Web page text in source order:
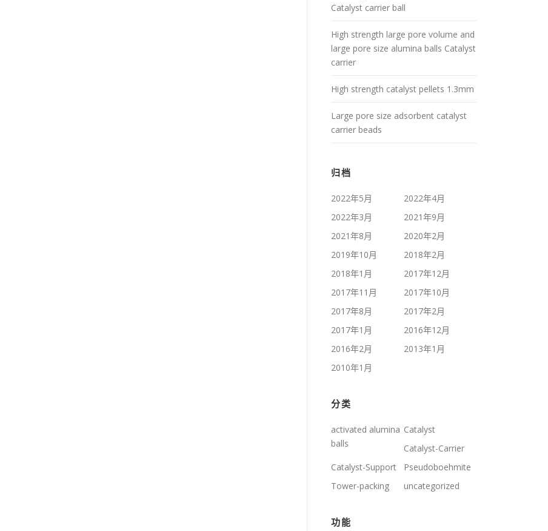
Catalyst carrier ball
High strength large pore volume and
large pore size alumina balls Catalyst
carrier
High strength catalyst pellets 1.3mm
Large pore size adsorbent catalyst
carrier beads
归档
2022年5月
2022年4月
2022年3月
2021年9月
2021年8月
2020年2月
2019年10月
2018年2月
2018年1月
2017年12月
2017年11月
2017年10月
2017年8月
2017年2月
2017年1月
2016年12月
2016年2月
2013年1月
2010年1月
分类
activated alumina
balls
Catalyst
Catalyst-Carrier
Catalyst-Support
Pseudoboehmite
Tower-packing
uncategorized
功能